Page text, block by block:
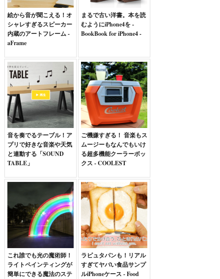
絵から音が聞こえる！オ
シャレすぎるスピーカー
内蔵のアートフレーム -
aFrame
まるで古い洋書。本を読
むようにiPhone4を -
BookBook for iPhone4 -
音を奏でるテーブル！ア
プリで好きな音楽や天気
と連動する「SOUND
TABLE」
ご機嫌すぎる！ 音楽もス
ムージーもなんでもいけ
る超多機能クーラーボッ
クス - COOLEST
これ誰でも光の魔術師！
ライトペインティングが
簡単にできる魔法のステ
ラピュタパンも！リアル
すぎてヤバい食品サンプ
ルiPhoneケース - Food